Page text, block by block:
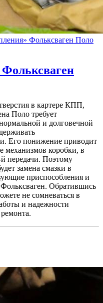
Фольксваген Поло
Фольксваген
в картере КПП,
Поло требует
и долговечной
Его понижение приводит
механизмов коробки, в
передачи. Поэтому
замена смазки в
приспособления и
Обратившись
не сомневаться в
и надежности